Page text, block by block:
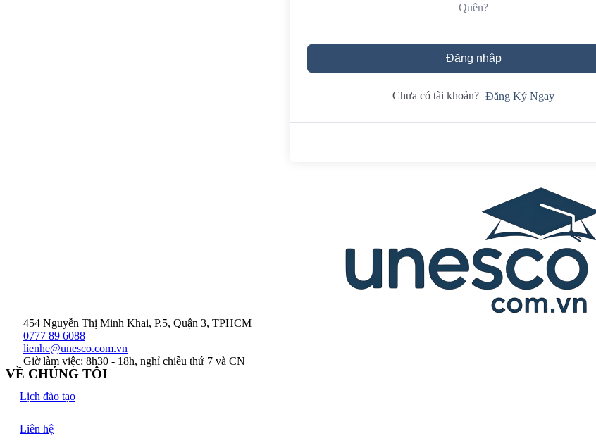
Quên?
Đăng nhập
Chưa có tài khoản? Đăng Ký Ngay
454 Nguyễn Thị Minh Khai, P.5, Quận 3, TPHCM
0777 89 6088
lienhe@unesco.com.vn
Giờ làm việc: 8h30 - 18h, nghỉ chiều thứ 7 và CN
VỀ CHÚNG TÔI
Lịch đào tạo
Liên hệ